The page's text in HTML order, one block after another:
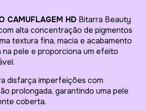
CAMUFLAGEM HD Bitarra Beauty
alta concentração de pigmentos
textura fina, macia e acabamento
na pele e proporciona um efeito
disfarça imperfeições com
prolongada, garantindo uma pele
coberta.